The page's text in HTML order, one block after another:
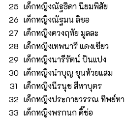
25 เด็กหญิงณัฐธิดา นิยมพิสัย
26 เด็กหญิงณัฐมน ลิซอ
27 เด็กหญิงดวงฤทัย มูลละ
28 เด็กหญิงเทพนารี แดงเขียว
29 เด็กหญิงนารีรัตน์ ปันแปง
30 เด็กหญิงนำบุญ ขุนห้วยแสม
31
เด็กหญิงนีรนุช สีหาบุตร
32 เด็กหญิงประกายวรรณ ทิพย์ทา
33 เด็กหญิงพรกนก ดิ๊ข่อ